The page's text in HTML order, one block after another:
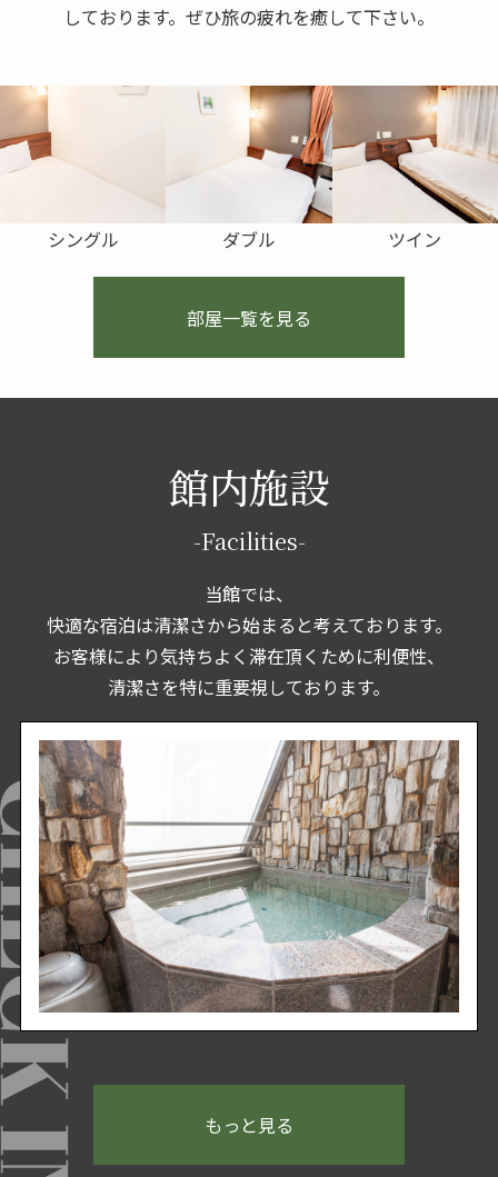
しております。ぜひ旅の疲れを癒して下さい。
シングル ダブル ツイン
部屋一覧を見る
館内施設
-Facilities-
当館では、
快適な宿泊は清潔さから始まると考えております。
お客様により気持ちよく滞在頂くために利便性、
清潔さを特に重要視しております。
もっと見る